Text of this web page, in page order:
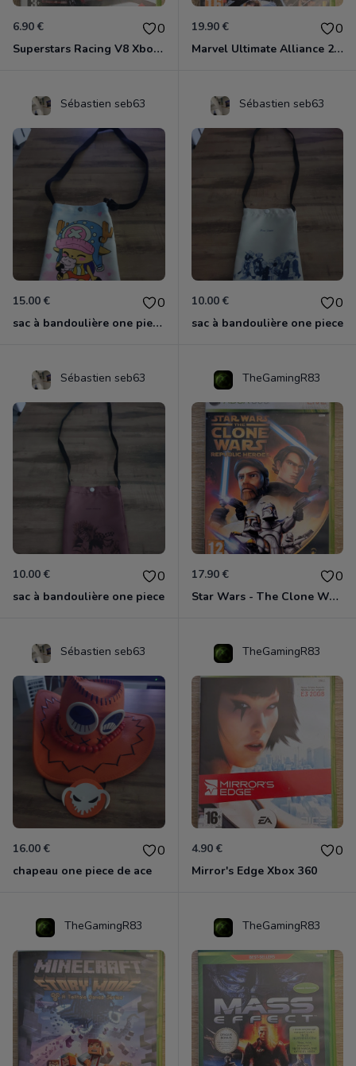
6.90 € 0
Superstars Racing V8 Xbox 360
19.90 € 0
Marvel Ultimate Alliance 2 Xbox 360
Sébastien seb63
15.00 € 0
sac à bandoulière one piece chopper
Sébastien seb63
10.00 € 0
sac à bandoulière one piece
Sébastien seb63
10.00 € 0
sac à bandoulière one piece
TheGamingR83
17.90 € 0
Star Wars - The Clone Wars - Les Héros De La République Xbox 360
Sébastien seb63
16.00 € 0
chapeau one piece de ace
TheGamingR83
4.90 € 0
Mirror's Edge Xbox 360
TheGamingR83 TheGamingR83